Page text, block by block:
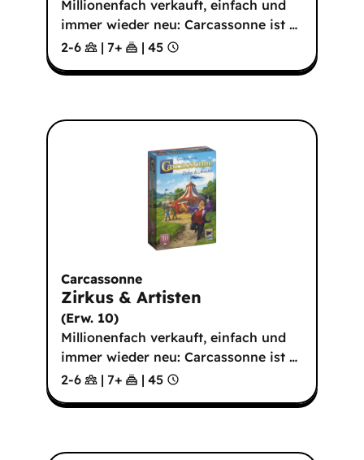
Millionenfach verkauft, einfach und
immer wieder neu: Carcassonne ist …
2-6
| 7+ | 45
Carcassonne
Zirkus & Artisten
(Erw. 10)
Millionenfach verkauft, einfach und
immer wieder neu: Carcassonne ist …
2-6
| 7+ | 45